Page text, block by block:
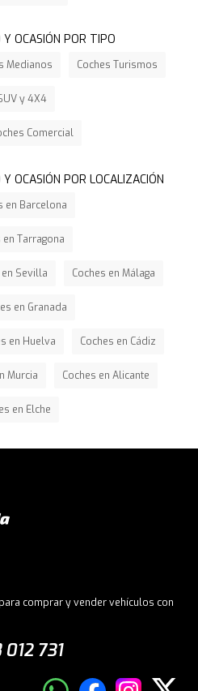
Y OCASIÓN POR TIPO
Medianos Coches Turismos
y 4X4
Comercial
OCASIÓN POR LOCALIZACIÓN
en Barcelona
en Tarragona
en Sevilla Coches en Málaga
en Granada
en Huelva Coches en Cádiz
Murcia Coches en Alicante
en Elche
comprar y vender vehículos con
731